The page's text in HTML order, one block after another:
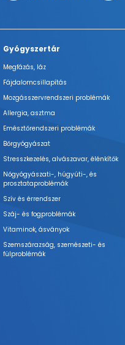
Gyógyszertár
Megfázás, láz
Fájdalomcsillapítás
Mozgásszervrendszeri problémák
Allergia, asztma
Emésztőrendszeri problémák
Bőrgyógyászat
Stresszkezelés, alvászavar, élénkítők
Nőgyógyászati-, húgyúti-, és
prosztataproblémák
Szív és érrendszer
Száj- és fogproblémák
Vitaminok, ásványok
Szemszárazság, szemészeti- és
fülproblémák